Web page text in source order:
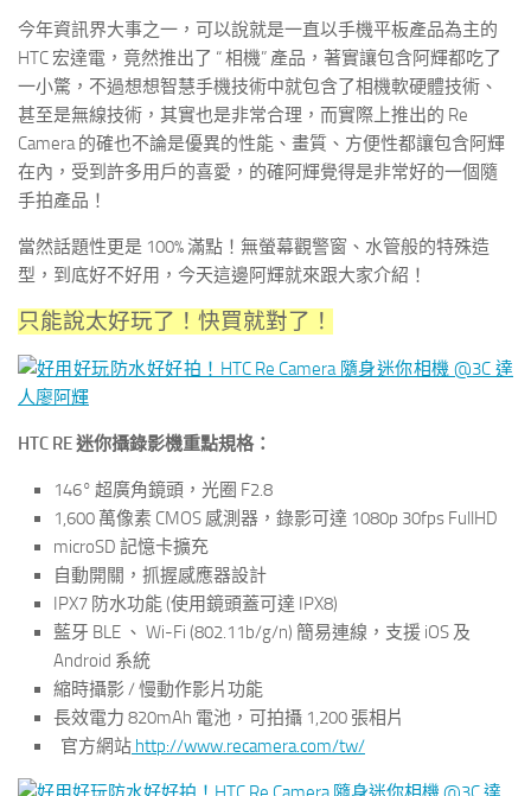
今年資訊界大事之一，可以說就是一直以手機平板產品為主的
HTC 宏達電，竟然推出了 “ 相機” 產品，著實讓包含阿輝都吃了
一小驚，不過想想智慧手機技術中就包含了相機軟硬體技術、
甚至是無線技術，其實也是非常合理，而實際上推出的 Re
Camera 的確也不論是優異的性能、畫質、方便性都讓包含阿輝
在內，受到許多用戶的喜愛，的確阿輝覺得是非常好的一個隨
手拍產品！
當然話題性更是 100% 滿點！無螢幕觀警窗、水管般的特殊造
型，到底好不好用，今天這邊阿輝就來跟大家介紹！
只能說太好玩了！快買就對了！
HTC RE 迷你攝錄影機重點規格：
146° 超廣角鏡頭，光圈 F2.8
1,600 萬像素 CMOS 感測器，錄影可達 1080p 30fps FullHD
microSD 記憶卡擴充
自動開關，抓握感應器設計
IPX7 防水功能 (使用鏡頭蓋可達 IPX8)
藍牙 BLE 、 Wi-Fi (802.11b/g/n) 簡易連線，支援 iOS 及
Android 系統
縮時攝影 / 慢動作影片功能
長效電力 820mAh 電池，可拍攝 1,200 張相片
官方網站 http://www.recamera.com/tw/